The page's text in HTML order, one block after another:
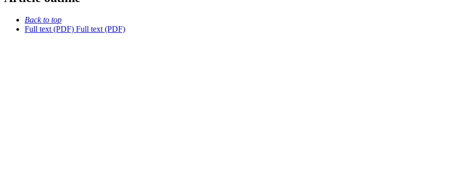
Back to top
Full text (PDF) Full text (PDF)